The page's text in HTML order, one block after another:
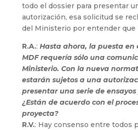
todo el dossier para presentar
autorización, esa solicitud se
del Ministerio por entender que
R.A.: Hasta ahora, la puesta en
MDF requería sólo una
Ministerio. Con la nueva
estarán sujetos a una
presentar una serie de ensayos
¿Están de acuerdo con el
proyecta?
R.V.: Hay consenso entre todos